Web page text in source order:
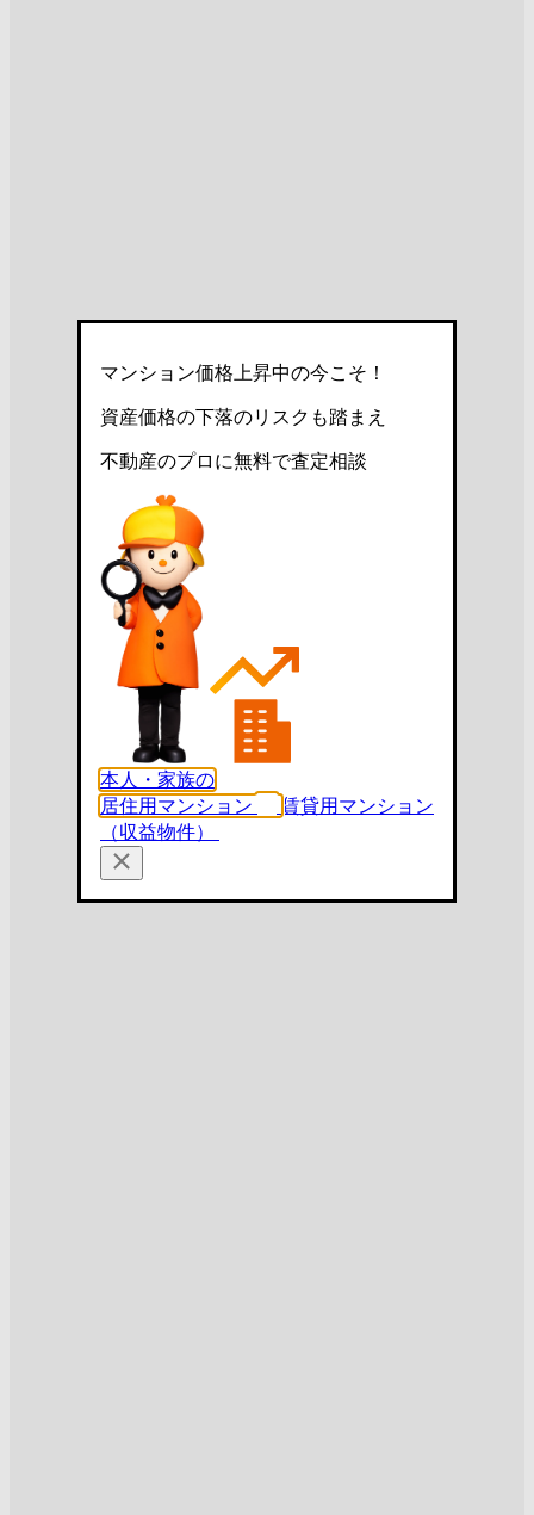
マンション価格上昇中の今こそ！
資産価格の下落のリスクも踏まえ
不動産のプロに無料で査定相談
本人・家族の
居住用マンション
賃貸用マンション
（収益物件）